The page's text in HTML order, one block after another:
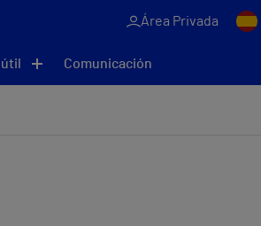
Área Privada
Comunicación